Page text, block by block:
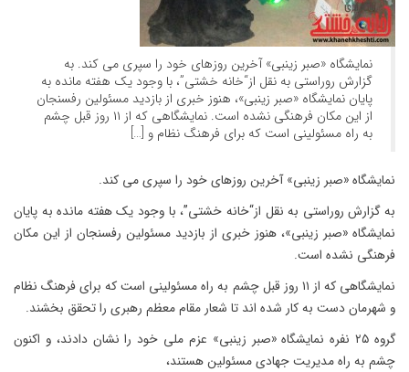
نمایشگاه «صبر زینبی» آخرین روزهای خود را سپری می کند. به
گزارش روراستی به نقل از“خانه خشتی”، با وجود یک هفته مانده به
پایان نمایشگاه «صبر زینبی»، هنوز خبری از بازدید مسئولین رفسنجان
از این مکان فرهنگی نشده است. نمایشگاهی که از ۱۱ روز قبل چشم
به راه مسئولینی است که برای فرهنگ نظام و […]
نمایشگاه «صبر زینبی» آخرین روزهای خود را سپری می کند.
به گزارش روراستی به نقل از“خانه خشتی”، با وجود یک هفته مانده به پایان
نمایشگاه «صبر زینبی»، هنوز خبری از بازدید مسئولین رفسنجان از این مکان
فرهنگی نشده است.
نمایشگاهی که از ۱۱ روز قبل چشم به راه مسئولینی است که برای فرهنگ نظام
و شهرمان دست به کار شده اند تا شعار مقام معظم رهبری را تحقق بخشند.
گروه ۲۵ نفره نمایشگاه «صبر زینبی» عزم ملی خود را نشان دادند، و اکنون
چشم به راه مدیریت جهادی مسئولین هستند،